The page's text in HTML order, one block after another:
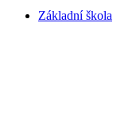
Základní škola